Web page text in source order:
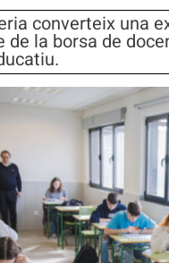
converteix una
de la borsa de